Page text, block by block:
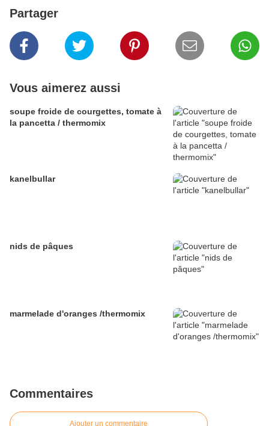
Partager
Vous aimerez aussi
soupe froide de courgettes, tomate à
la pancetta / thermomix
kanelbullar
nids de pâques
marmelade d'oranges /thermomix
Commentaires
Ajouter un commentaire